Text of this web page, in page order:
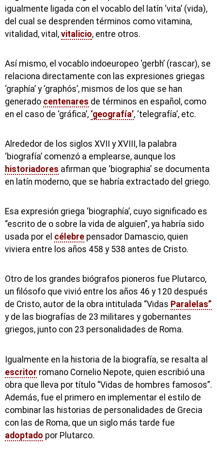
igualmente ligada con el vocablo del latín ‘vita’ (vida),
del cual se desprenden términos como vitamina,
vitalidad, vital, vitalicio, entre otros.
Así mismo, el vocablo indoeuropeo ‘gerbh’ (rascar), se
relaciona directamente con las expresiones griegas
‘graphía’ y ‘graphós’, mismos de los que se han
generado centenares de términos en español, como
en el caso de ‘gráfica’, ‘geografía’, ‘telegrafía’, etc.
Alrededor de los siglos XVII y XVIII, la palabra
‘biografía’ comenzó a emplearse, aunque los
historiadores afirman que ‘biographia’ se documenta
en latín moderno, que se habría extractado del griego.
Esa expresión griega ‘biographía’, cuyo significado es
“escrito de o sobre la vida de alguien”, ya habría sido
usada por el célebre pensador Damascio, quien
viviera entre los años 458 y 538 antes de Cristo.
Otro de los grandes biógrafos pioneros fue Plutarco,
un filósofo que vivió entre los años 46 y 120 después
de Cristo, autor de la obra intitulada “Vidas Paralelas”
y de las biografías de 23 militares y gobernantes
griegos, junto con 23 personalidades de Roma.
Igualmente en la historia de la biografía, se resalta al
escritor romano Cornelio Nepote, quien escribió una
obra que lleva por título “Vidas de hombres famosos”.
Además, fue el primero en implementar el estilo de
combinar las historias de personalidades de Grecia
con las de Roma, que un siglo más tarde fue
adoptado por Plutarco.